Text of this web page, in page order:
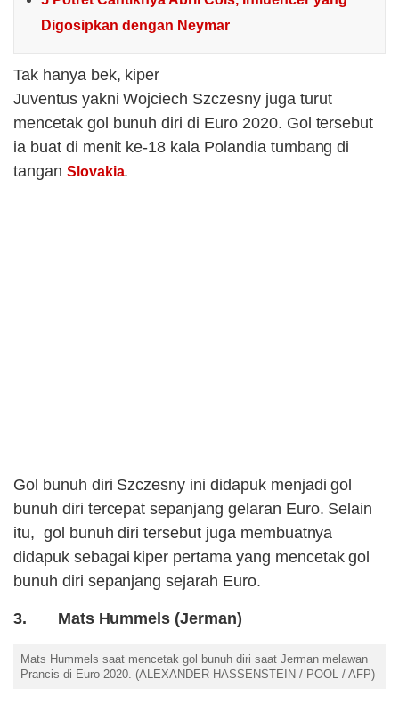
Digosipkan dengan Neymar
Tak hanya bek, kiper
Juventus yakni Wojciech Szczesny juga turut
mencetak gol bunuh diri di Euro 2020. Gol tersebut
ia buat di menit ke-18 kala Polandia tumbang di
tangan Slovakia.
Gol bunuh diri Szczesny ini didapuk menjadi gol
bunuh diri tercepat sepanjang gelaran Euro. Selain
itu, gol bunuh diri tersebut juga membuatnya
didapuk sebagai kiper pertama yang mencetak gol
bunuh diri sepanjang sejarah Euro.
3. Mats Hummels (Jerman)
Mats Hummels saat mencetak gol bunuh diri saat Jerman melawan
Prancis di Euro 2020. (ALEXANDER HASSENSTEIN / POOL / AFP)